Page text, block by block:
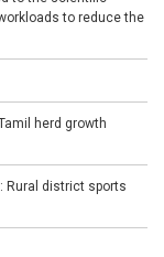
to reduce the
herd growth
Rural district sports